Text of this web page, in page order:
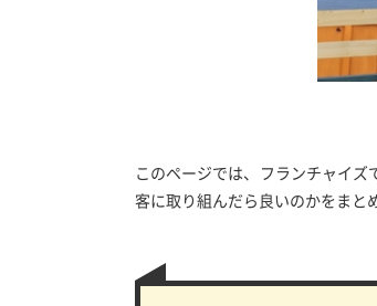
このページでは、フランチャイ
客に取り組んだら良いのかをまと